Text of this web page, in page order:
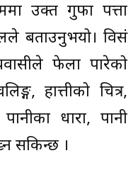
उक्त गुफा पत्ता
बताउनुभयो। विसं
फेला पारेको
हात्तीको चित्र,
धारा, पानी
सकिन्छ ।